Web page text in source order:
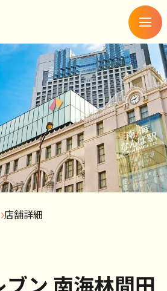
メ
ニ
ュ
ー
店舗詳細
ン 南海林間田